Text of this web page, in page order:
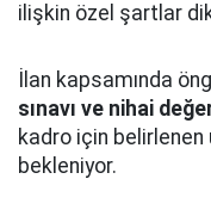
ilişkin özel şartlar
İlan kapsamında
sınavı ve nihai
kadro için
bekleniyor.